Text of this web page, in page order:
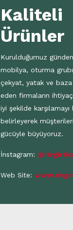
Kaliteli
Ürünler
Kurulduğumuz
mobilya, oturma
çekyat, yatak ve baza
eden firmaların
iyi şekilde karşılamayı
belirleyerek
gücüyle büyüyoruz.
İnstagram:
Web Site: